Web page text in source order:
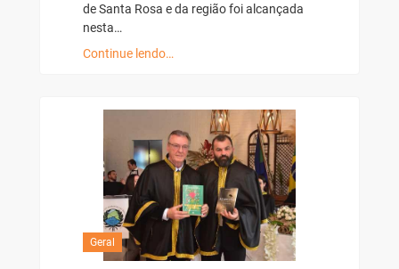
de Santa Rosa e da região foi alcançada
nesta…
Continue lendo…
Geral